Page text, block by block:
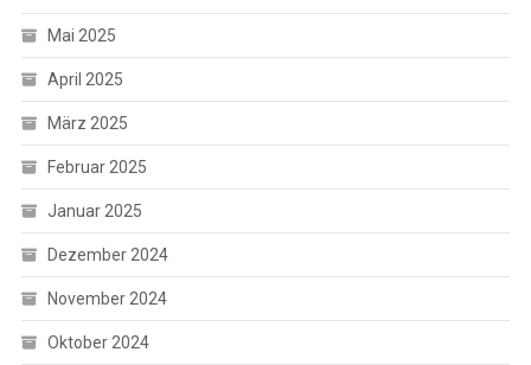
Mai 2025
April 2025
März 2025
Februar 2025
Januar 2025
Dezember 2024
November 2024
Oktober 2024